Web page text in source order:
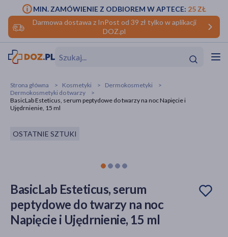
Darmowa dostawa z InPost od 39 zł tylko w aplikacji
DOZ.pl
MIN. ZAMÓWIENIE Z ODBIOREM W APTECE: 25 ZŁ
Strona główna Kosmetyki
Dermokosmetyki
Dermokosmetyki do twarzy
BasicLab Esteticus, serum peptydowe do twarzy na noc Napięcie i
Ujędrnienie, 15 ml
OSTATNIE SZTUKI
BasicLab Esteticus, serum
peptydowe do twarzy na noc
Napięcie i Ujędrnienie, 15 ml